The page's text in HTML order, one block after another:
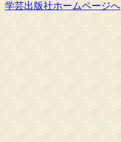
学芸出版社ホームページへ